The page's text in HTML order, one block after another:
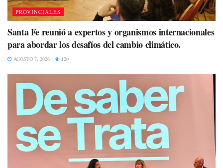
PROVINCIALES
Santa Fe reunió a expertos y organismos internacionales
para abordar los desafíos del cambio climático.
AGOSTO 7, 2026 120